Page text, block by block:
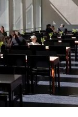
重要工作。我
为了更好地支
先选择了承诺
伙伴。”
31已正式提出
门外包之前，
反了劳资协